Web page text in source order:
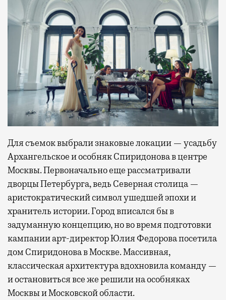
Для съемок выбрали знаковые локации — усадьбу
Архангельское и особняк Спиридонова в центре
Москвы. Первоначально еще рассматривали
дворцы Петербурга, ведь Северная столица —
аристократический символ ушедшей эпохи и
хранитель истории. Город вписался бы в
задуманную концепцию, но во время подготовки
кампании арт-директор Юлия Федорова посетила
дом Спиридонова в Москве. Массивная,
классическая архитектура вдохновила команду —
и остановиться все же решили на особняках
Москвы и Московской области.